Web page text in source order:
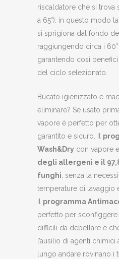
riscaldatore che si
a 65°): in questo modo
si sprigiona dal fondo
raggiungendo circa i 60°
garantendo così benefici
del ciclo selezionato.
Bucato igienizzato e
eliminare? Se usato
vapore è perfetto per
garantito e sicuro. Il
Wash&Dry con vapore
degli allergeni e il
funghi , senza la
temperature di lavaggio
programma
perfetto per
difficili da debellare e
l’ausilio di agenti
lungo andare rovinano i